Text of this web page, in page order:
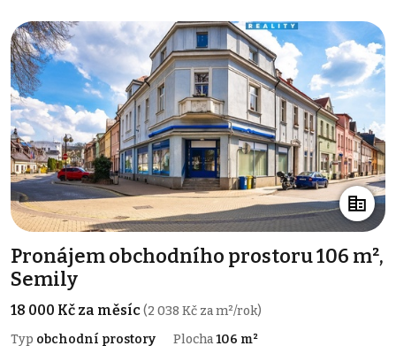
Pronájem obchodního prostoru 106 m²,
Semily
18 000 Kč za měsíc(2 038 Kč za m²/rok)
Typ obchodní prostory Plocha106 m²